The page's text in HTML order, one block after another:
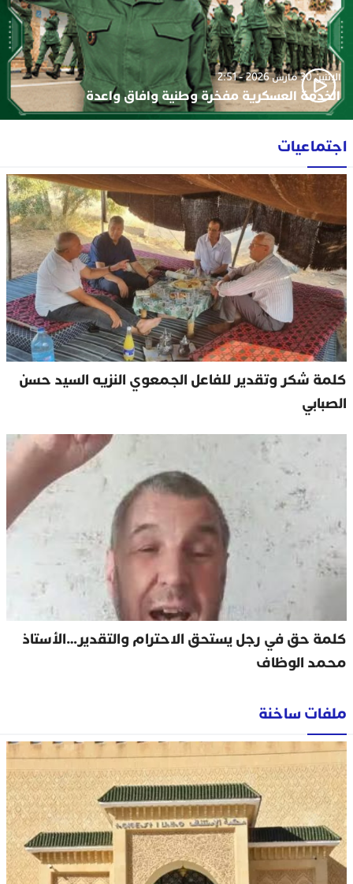
الإثنين 30 مارس 2026 - 2:51
الخدمة العسكرية مفخرة وطنية وافاق واعدة
اجتماعيات
كلمة شكر وتقدير للفاعل الجمعوي النزيه السيد حسن
الصبابي
كلمة حق في رجل يستحق الاحترام والتقدير…الأستاذ
محمد الوظاف
ملفات ساخنة